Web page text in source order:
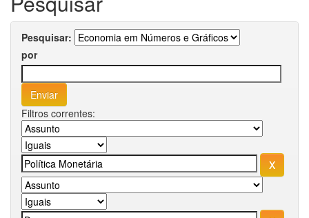
Pesquisar:
por
Filtros correntes: